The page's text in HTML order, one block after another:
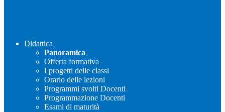
Didattica
Panoramica
Offerta formativa
I progetti delle classi
Orario delle lezioni
Programmi svolti Docenti
Programmazione Docenti
Esami di maturità